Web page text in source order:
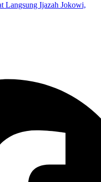
Langsung Ijazah Jokowi,